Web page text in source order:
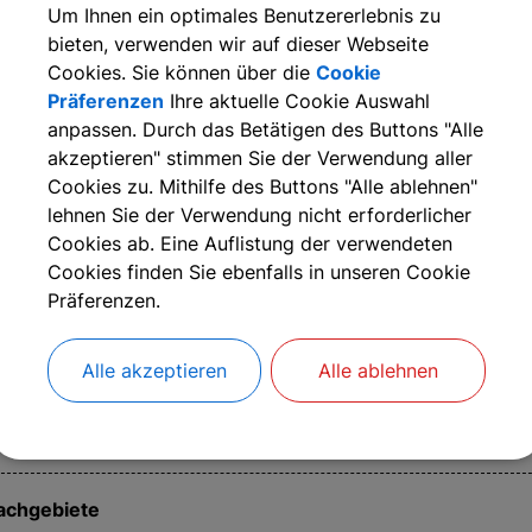
Kasse obliegen außerdem die Mahnung, die
der Erlass von Mahngebühren, Vollstreckungskosten
nichts anderes bestimmt oder nicht eine andere
Weitere Informationen
Munker
0911 518344-18
Um Ihnen ein optimales Benutzererlebnis zu
bieten, verwenden wir auf dieser Webseite
Cookies. Sie können über die Cookie
Präferenzen Ihre aktuelle Cookie Auswahl
anpassen. Durch das Betätigen des Buttons "Alle
akzeptieren" stimmen Sie der Verwendung aller
Cookies zu. Mithilfe des Buttons "Alle ablehnen"
lehnen Sie der Verwendung nicht erforderlicher
Cookies ab. Eine Auflistung der verwendeten
Cookies finden Sie ebenfalls in unseren Cookie
Präferenzen.
Alle akzeptieren Alle ablehnen